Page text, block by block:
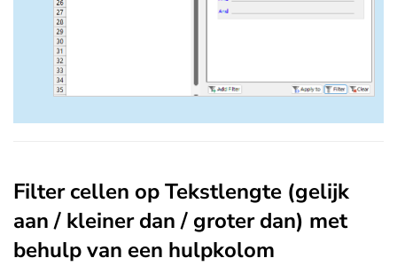
Filter cellen op Tekstlengte (gelijk
aan / kleiner dan / groter dan) met
behulp van een hulpkolom